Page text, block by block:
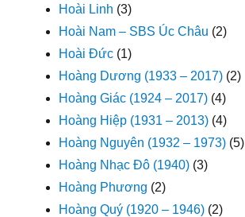
Hoài Linh (3)
Hoài Nam – SBS Úc Châu (2)
Hoài Đức (1)
Hoàng Dương (1933 – 2017) (2)
Hoàng Giác (1924 – 2017) (4)
Hoàng Hiệp (1931 – 2013) (4)
Hoàng Nguyên (1932 – 1973) (5)
Hoàng Nhạc Đô (1940) (3)
Hoàng Phương (2)
Hoàng Quý (1920 – 1946) (2)